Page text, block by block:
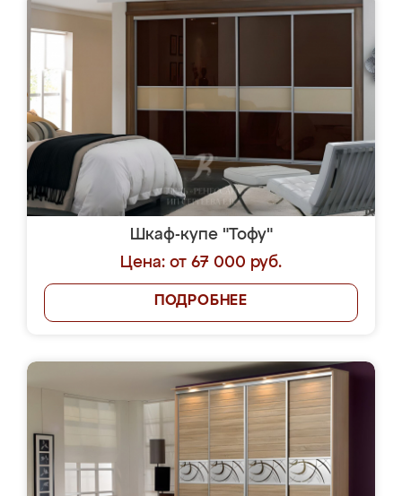
Шкаф-купе "Тофу"
Цена: от 67 000 руб.
ПОДРОБНЕЕ